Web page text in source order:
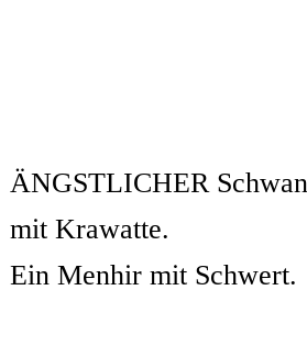
ÄNGSTLICHER
mit Krawatte.
Ein Menhir mit Schwert.